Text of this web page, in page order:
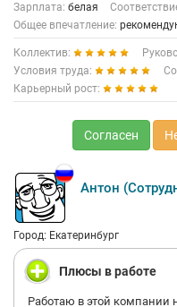
Зарплата: белая
Общее впечатление:
Коллектив:
Условия труда:
Карьерный рост:
Согласен
Антон
Город: Екатеринбург
Плюсы в работе
Работаю в этой